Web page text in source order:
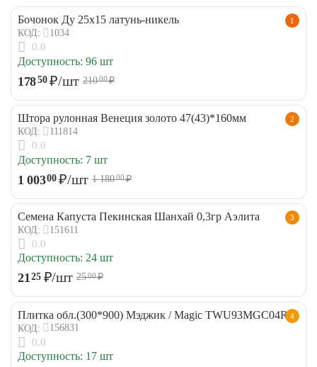
1
Бочонок Ду 25х15 латунь-никель
КОД: 1034
0.0
Доступность: 96 шт
17850 ₽/шт 210 00 ₽
2
Штора рулонная Венеция золото 47(43)*160мм
КОД: 111814
0.0
Доступность: 7 шт
1 00300 ₽/шт 1 18000 ₽
3
Семена Капуста Пекинская Шанхай 0,3гр Аэлита
КОД: 151611
0.0
Доступность: 24 шт
2125 ₽/шт 2500₽
4
Плитка обл.(300*900) Мэджик / Magic TWU93MGC04R
КОД: 156831
0.0
Доступность: 17 шт